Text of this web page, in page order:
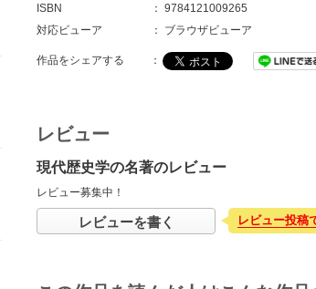
ISBN
： 9784121009265
対応ビューア
： ブラウザビューア
作品をシェアする ：
レビュー
現代歴史学の名著のレビュー
レビュー募集中！
レビューを書く レビュー投稿